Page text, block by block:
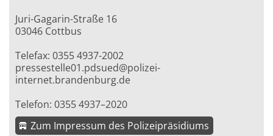
Juri-Gagarin-Straße 16
03046 Cottbus
Telefax: 0355 4937-2002
pressestelle01.pdsued@polizei-
internet.brandenburg.de
Telefon: 0355 4937–2020
Zum Impressum des Polizeipräsidiums